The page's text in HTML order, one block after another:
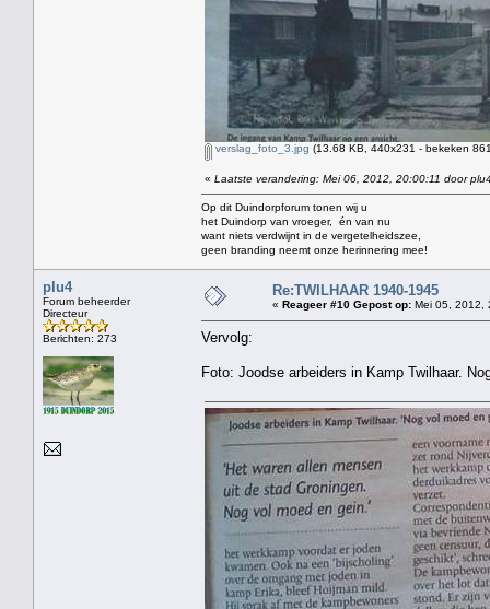
verslag_foto_3.jpg (13.68 KB, 440x231 - bekeken
« Laatste verandering: Mei 06, 2012, 20:00:11 door
Op dit Duindorpforum tonen wij u
het Duindorp van vroeger, én van nu
want niets verdwijnt in de vergetelheidszee,
geen branding neemt onze herinnering mee!
plu4
Forum beheerder
Directeur
Berichten: 273
Re:TWILHAAR 1940-1945
« Reageer #10 Gepost op: Mei 05, 2012,
Vervolg:
Foto: Joodse arbeiders in Kamp Twilhaar.